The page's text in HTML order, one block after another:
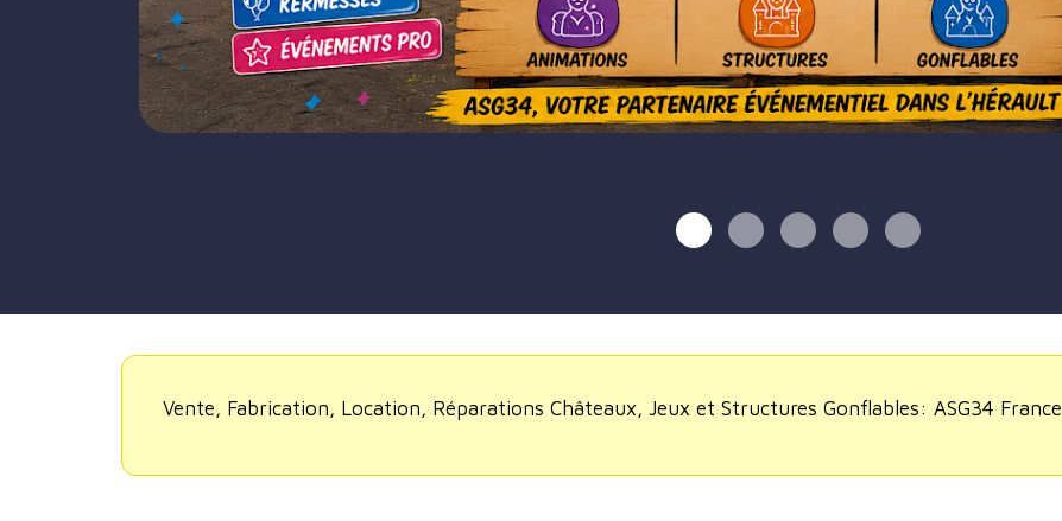
Vente, Fabrication, Location, Réparations Châteaux, Jeux et Structures Gonflables: ASG34 France